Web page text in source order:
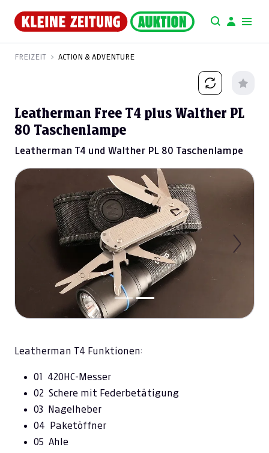
FREIZEIT ACTION & ADVENTURE
Leatherman Free T4 plus Walther PL
80 Taschenlampe
Leatherman T4 und Walther PL 80 Taschenlampe
Next
Leatherman T4 Funktionen:
01 420HC-Messer
02 Schere mit Federbetätigung
03 Nagelheber
04 Paketöffner
05 Ahle